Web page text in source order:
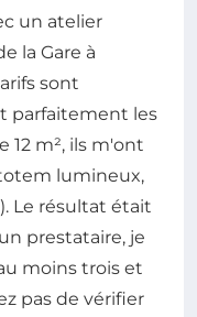
un atelier
la Gare à
sont
parfaitement les
12 m², ils m'ont
lumineux,
Le résultat était
prestataire, je
moins trois et
pas de vérifier